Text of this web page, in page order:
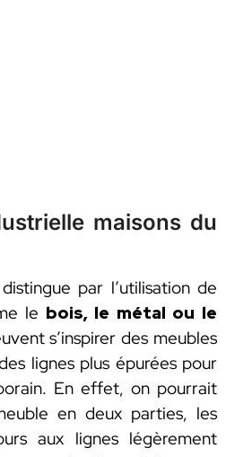
maisons du
par l’utilisation de
le bois, le métal ou le
s’inspirer des meubles
lignes plus épurées pour
En effet, on pourrait
en deux parties, les
aux lignes légèrement